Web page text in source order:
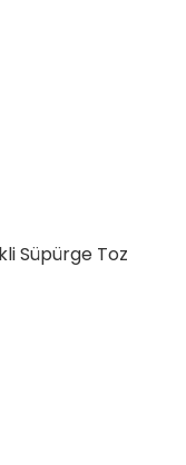
Süpürge Toz